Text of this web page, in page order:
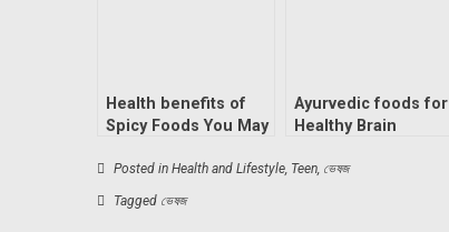
Health benefits of
Spicy Foods You May
Ayurvedic foods for
Healthy Brain
Posted in Health and Lifestyle, Teen, ভেষজ
Tagged ভেষজ